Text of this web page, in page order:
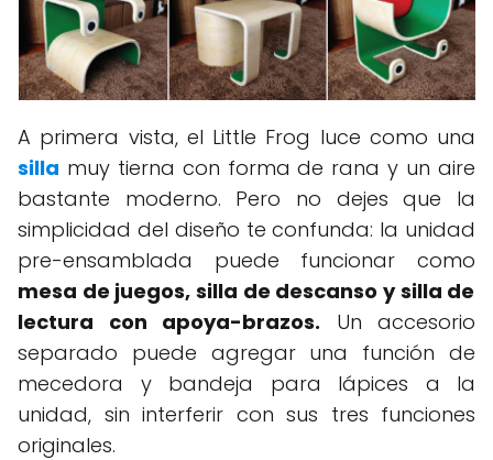
A primera vista, el Little Frog luce como una
silla muy tierna con forma de rana y un aire
bastante moderno. Pero no dejes que la
simplicidad del diseño te confunda: la unidad
pre-ensamblada puede funcionar como
mesa de juegos, silla de descanso y silla de
lectura con apoya-brazos. Un accesorio
separado puede agregar una función de
mecedora y bandeja para lápices a la
unidad, sin interferir con sus tres funciones
originales.